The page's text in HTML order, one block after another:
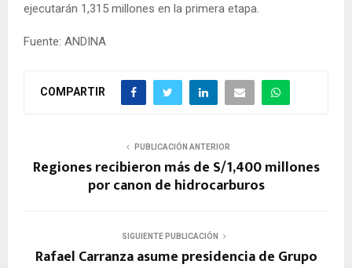
ejecutarán 1,315 millones en la primera etapa.
Fuente: ANDINA
COMPARTIR
PUBLICACIÓN ANTERIOR
Regiones recibieron más de S/1,400 millones
por canon de hidrocarburos
SIGUIENTE PUBLICACIÓN
Rafael Carranza asume presidencia de Grupo